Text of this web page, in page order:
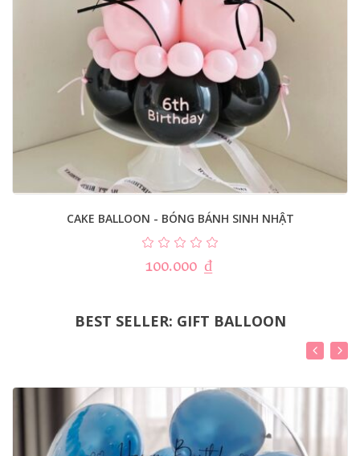
CAKE BALLOON - BÓNG BÁNH SINH NHẬT
100.000 ₫
BEST SELLER: GIFT BALLOON